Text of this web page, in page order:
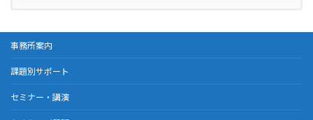
事務所案内
課題別サポート
セミナー・講演